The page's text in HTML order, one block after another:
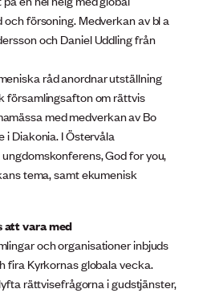
försoning. Medverkan av bl a
och Daniel Uddling från
råd anordnar utställning
församlingsafton om rättvis
med medverkan av Bo
i Diakonia. I Östervåla
God for you,
tema, samt ekumenisk
vara med
och organisationer inbjuds
fira Kyrkornas globala vecka.
rättvisefrågorna i gudstjänster,